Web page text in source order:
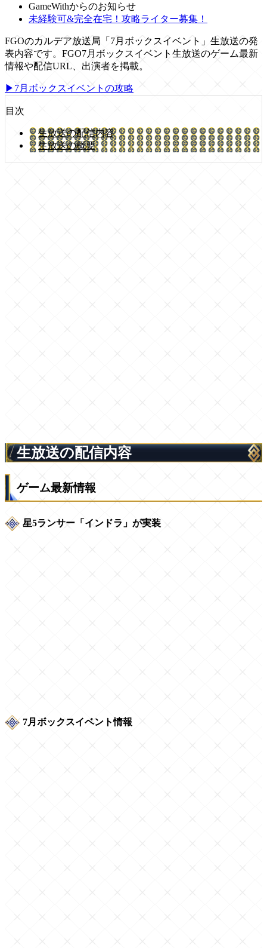
GameWithからのお知らせ
未経験可&完全在宅！攻略ライター募集！
FGOのカルデア放送局「7月ボックスイベント」生放送の発
表内容です。FGO7月ボックスイベント生放送のゲーム最新
情報や配信URL、出演者を掲載。
▶7月ボックスイベントの攻略
目次
生放送の配信内容
生放送の概要
生放送の配信内容
ゲーム最新情報
星5ランサー「インドラ」が実装
7月ボックスイベント情報